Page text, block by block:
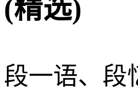
(精选)
段一语、段